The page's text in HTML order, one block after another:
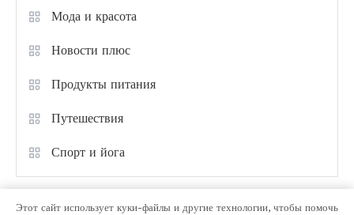
Мода и красота
Новости плюс
Продукты питания
Путешествия
Спорт и йога
Этот сайт использует куки-файлы и другие технологии, чтобы помочь